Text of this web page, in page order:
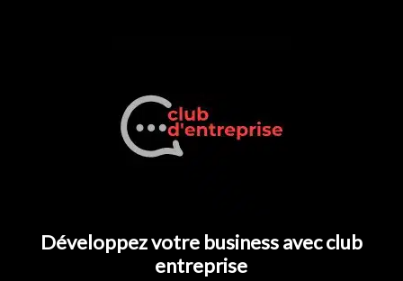
Développez votre business avec club
entreprise